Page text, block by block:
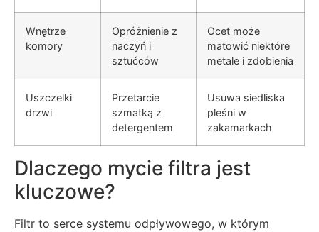
Wnętrze
komory
Opróżnienie z
naczyń i
sztućców
Ocet może
matowić niektóre
metale i zdobienia
Uszczelki
drzwi
Przetarcie
szmatką z
detergentem
Usuwa siedliska
pleśni w
zakamarkach
Dlaczego mycie filtra jest
kluczowe?
Filtr to serce systemu odpływowego, w którym